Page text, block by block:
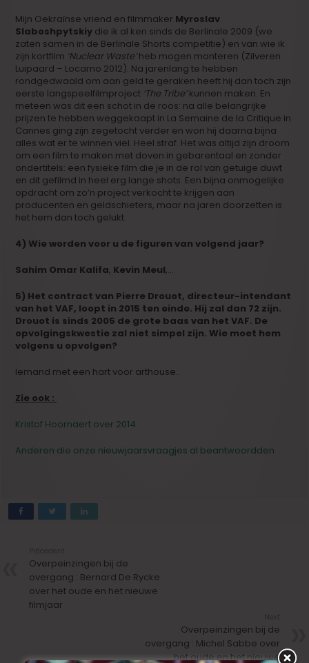
Mijn Oekraïnse vriend en filmmaker Myroslav
Slaboshpytskiy die ik al ken sinds de Berlinale 2009 (we
zaten samen in de Berlinale Shorts competitie) en van wie ik
zijn kortfilm ‘Nuclear Waste’heb mogen monteren (Zilveren
Luipaard – Locarno 2012). Na jarenlang te hebben
rondgedwaald om aan geld te geraken heeft hij dan toch zijn
eerste langspeelfilmproject ‘The Tribe’kunnen maken. En
meteen was dit een schot in de roos: na alle belangrijke
prijzen te hebben weggekaapt in La Semaine de la Critique in
Cannes ging zijn zegetocht verder en won hij daarna bijna
alles wat er te winnen viel. Heel straf. Het was altijd zijn droom
om een film te maken met doven in gebarentaal en zonder
ondertitels: een fysieke film die je in de rol van getuige duwt
en dit gefilmd in heel erg lange shots. Een bijna onmogelijke
opdracht om zo’n project verkocht te krijgen aan
producenten en geldschieters, maar na jaren doorzetten is
het hem dan toch gelukt.
4) Wie worden voor u de figuren van volgend jaar?
Sahim Omar Kalifa, Kevin Meul,…
5) Het contract van Pierre Drouot, directeur-intendant
van het VAF, loopt in 2015 ten einde. Hij zal dan 72 zijn.
Drouot is sinds 2005 de grote baas van het VAF. De
opvolgingskwestie zal niet simpel zijn. Wie moet hem
volgens u opvolgen?
Iemand met een hart voor arthouse..
Zie ook :
Kristof Hoornaert over 2014
Anderen die onze nieuwjaarsvraagjes al beantwoordden
Overpeinzingen bij de
overgang : Bernard De Rycke
over het oude en het nieuwe
filmjaar
Overpeinzingen bij de
overgang : Michel Sabbe over
het oude en het nieuwe